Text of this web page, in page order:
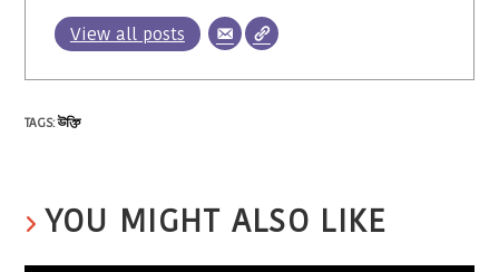
View all posts
TAGS:উক্তি
YOU MIGHT ALSO LIKE